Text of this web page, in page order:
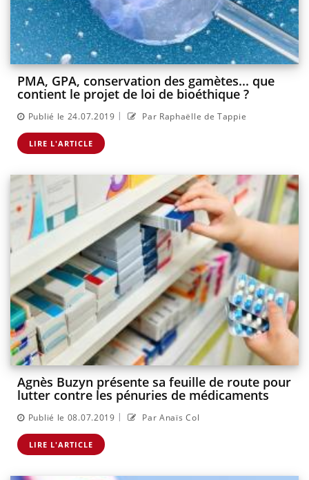
PMA, GPA, conservation des gamètes... que
contient le projet de loi de bioéthique ?
Publié le 24.07.2019 | Par Raphaëlle de Tappie
LIRE L'ARTICLE
Agnès Buzyn présente sa feuille de route pour
lutter contre les pénuries de médicaments
Publié le 08.07.2019 | Par Anaïs Col
LIRE L'ARTICLE